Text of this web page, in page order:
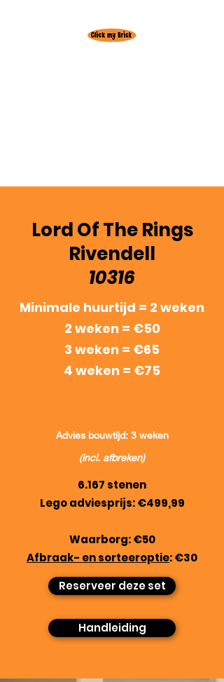
Lord Of The Rings
Rivendell
10316
Minimale huurtijd = 2 weken
2 weken = €50
3 weken = €65
4 weken = €75
Advies bouwtijd: 3 weken
(incl. afbreken)
6.167 stenen
Lego adviesprijs: €499,99
Waarborg: €50
Afbraak- en sorteeroptie: €30
Reserveer deze set
Handleiding